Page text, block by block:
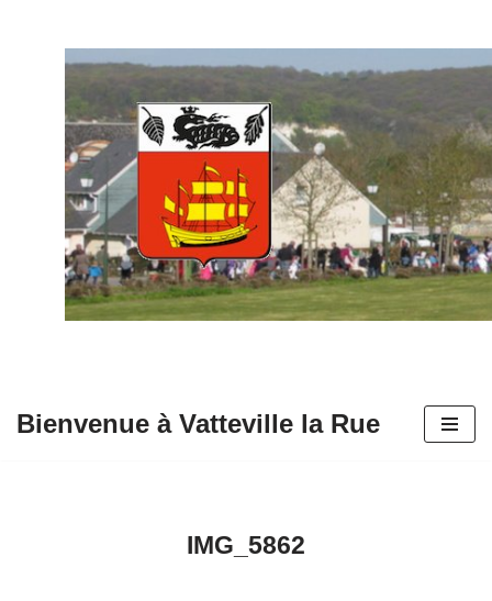
contenu
Bienvenue à Vatteville la Rue
IMG_5862